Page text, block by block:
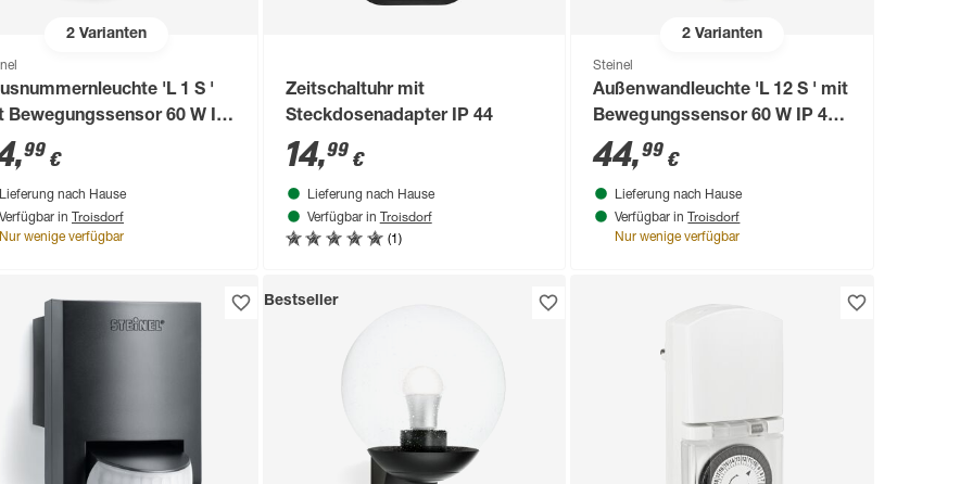
2Varianten
'L 1 S '
Bewegungssensor 60 W IP
x 25,5 cm
,99 €
Lieferung nach Hause
Verfügbar in Troisdorf
Nur wenige verfügbar
Zeitschaltuhr mit
Steckdosenadapter IP 44
14,99€
Lieferung nach Hause
Verfügbar in Troisdorf
(1)
2 Varianten
Steinel
Außenwandleuchte 'L 12 S ' mit
Bewegungssensor 60 W IP 44
15,5 x 27,2 cm
44,99 €
Lieferung nach Hause
Verfügbar in Troisdorf
Nur wenige verfügbar
Bestseller